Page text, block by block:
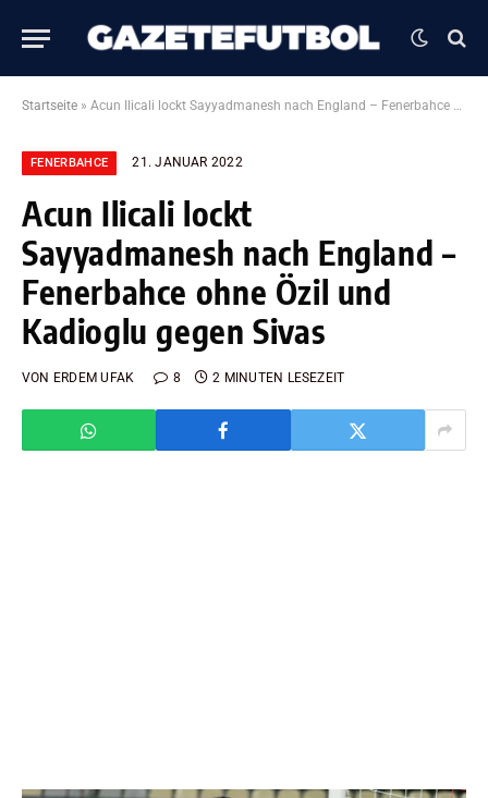
Startseite » Acun Ilicali lockt Sayyadmanesh nach England – Fenerbahce ohne Özil und Kadioglu gegen Sivas
FENERBAHCE 21. JANUAR 2022
Acun Ilicali lockt
Sayyadmanesh nach England –
Fenerbahce ohne Özil und
Kadioglu gegen Sivas
VON ERDEM UFAK 8 2 MINUTEN LESEZEIT